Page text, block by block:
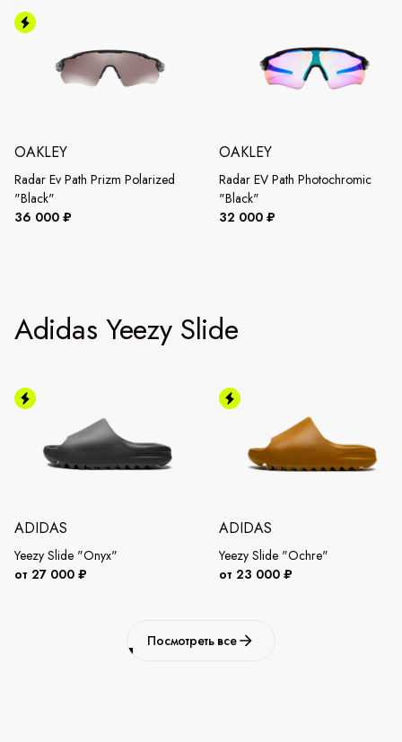
OAKLEY
Radar Ev Path Prizm Polarized
"Black"
36 000 ₽
OAKLEY
Radar EV Path Photochromic
"Black"
32 000 ₽
Adidas Yeezy Slide
ADIDAS
Yeezy Slide "Onyx"
от 27 000 ₽
ADIDAS
Yeezy Slide "Ochre"
от 23 000 ₽
Посмотреть все